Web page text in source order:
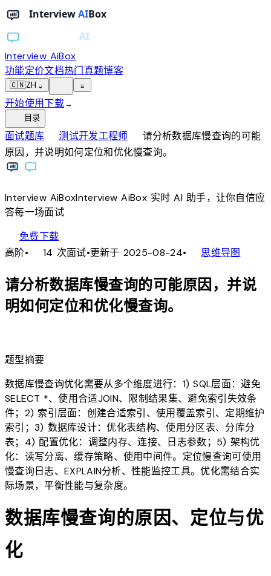
Interview AiBox
功能定价文档热门真题博客
🇨🇳ZH ⌄ ≡
开始使用下载→
目录
面试题库chevron_right测试开发工程师chevron_right
请分析数据库慢查询的可能
原因，并说明如何定位和优化慢查询。
Interview AiBoxInterviewAiBox实时 AI 助手，让你自信应
答每一场面试
免费下载
高阶• 14 次面试•更新于 2025-08-24• account_tree思维导图
请分析数据库慢查询的可能原因，并说
明如何定位和优化慢查询。
题型摘要
数据库慢查询优化需要从多个维度进行：1) SQL层面：避免
SELECT *、使用合适JOIN、限制结果集、避免索引失效条
件；2) 索引层面：创建合适索引、使用覆盖索引、定期维护
索引；3) 数据库设计：优化表结构、使用分区表、分库分
表；4) 配置优化：调整内存、连接、日志参数；5) 架构优
化：读写分离、缓存策略、使用中间件。定位慢查询可使用
慢查询日志、EXPLAIN分析、性能监控工具。优化需结合实
际场景，平衡性能与复杂度。
数据库慢查询的原因、定位与优
化